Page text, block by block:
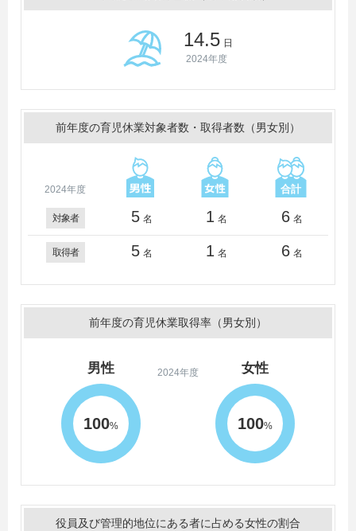
14.5 日
2024年度
前年度の育児休業対象者数・取得者数（男女別）
2024年度
対象者 5 名 1 名 6 名
取得者 5 名 1 名 6 名
前年度の育児休業取得率（男女別）
2024年度
男性
100%
女性
100%
役員及び管理的地位にある者に占める女性の割合